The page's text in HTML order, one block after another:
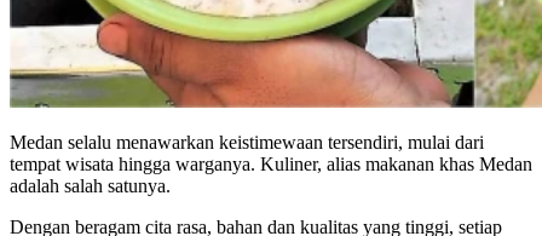
Medan selalu menawarkan keistimewaan tersendiri, mulai dari
tempat wisata hingga warganya. Kuliner, alias makanan khas Medan
adalah salah satunya.
Dengan beragam cita rasa, bahan dan kualitas yang tinggi, setiap